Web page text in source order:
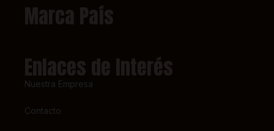
Marca País
Enlaces de Interés
Nuestra Empresa
Contacto